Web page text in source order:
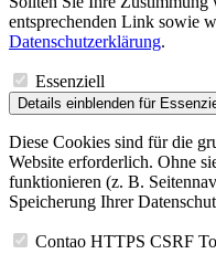
entsprechenden Link sowie
Datenschutzerklärung.
Essenziell
Details einblenden für
Diese Cookies sind für die
Website erforderlich. Ohne
funktionieren (z. B.
Speicherung Ihrer
Contao HTTPS CSRF